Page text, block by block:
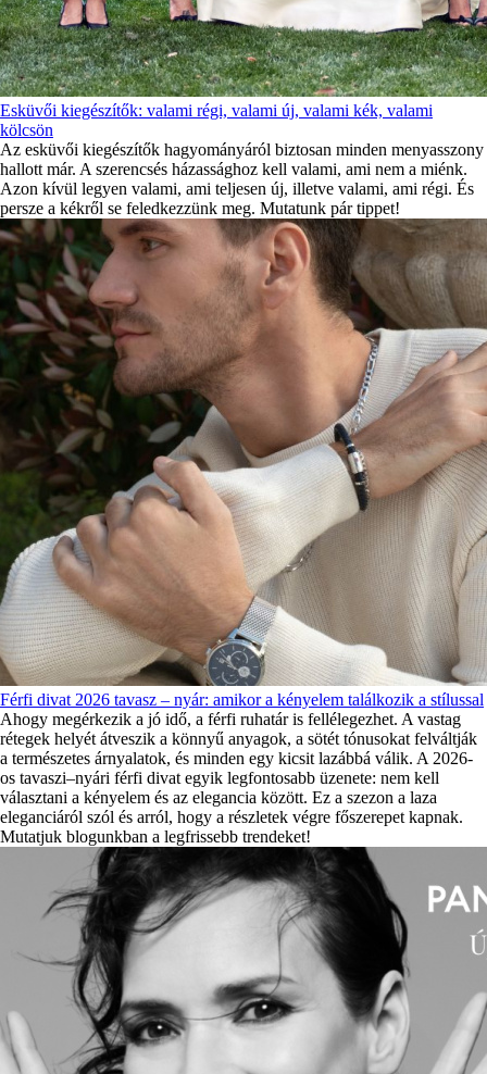
Esküvői kiegészítők: valami régi, valami új, valami kék, valami
kölcsön
Az esküvői kiegészítők hagyományáról biztosan minden menyasszony
hallott már. A szerencsés házassághoz kell valami, ami nem a miénk.
Azon kívül legyen valami, ami teljesen új, illetve valami, ami régi. És
persze a kékről se feledkezzünk meg. Mutatunk pár tippet!
Férfi divat 2026 tavasz – nyár: amikor a kényelem találkozik a stílussal
Ahogy megérkezik a jó idő, a férfi ruhatár is fellélegezhet. A vastag
rétegek helyét átveszik a könnyű anyagok, a sötét tónusokat felváltják
a természetes árnyalatok, és minden egy kicsit lazábbá válik. A 2026-
os tavaszi–nyári férfi divat egyik legfontosabb üzenete: nem kell
választani a kényelem és az elegancia között. Ez a szezon a laza
eleganciáról szól és arról, hogy a részletek végre főszerepet kapnak.
Mutatjuk blogunkban a legfrissebb trendeket!